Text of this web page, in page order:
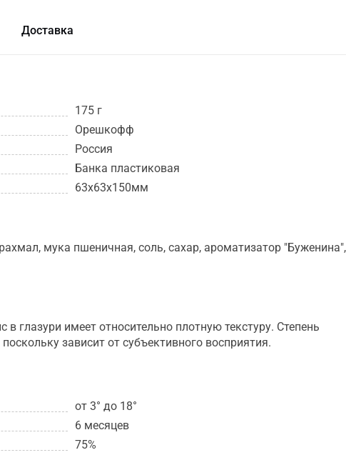
Доставка
175 г
Орешкофф
Россия
Банка пластиковая
63х63х150мм
мука пшеничная, соль, сахар, ароматизатор "Буженина",
глазури имеет относительно плотную текстуру. Степень
зависит от субъективного восприятия.
от 3° до 18°
6 месяцев
75%